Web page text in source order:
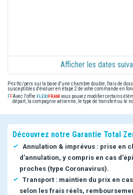
Afficher les dates
Prix ttc/pers sur la base d'une chambre double, frais de
susceptibles d'évoluer en étape 2 de votre commande en
Avec l'offre
vous pouvez modifier certains
départ, la compagnie aérienne, le type de transfert ou le
Découvrez notre Garantie Total
Annulation & imprévus : prise en
d'annulation, y compris en cas
proches (type Coronavirus).
Transport : maintien du prix en
selon les frais réels,